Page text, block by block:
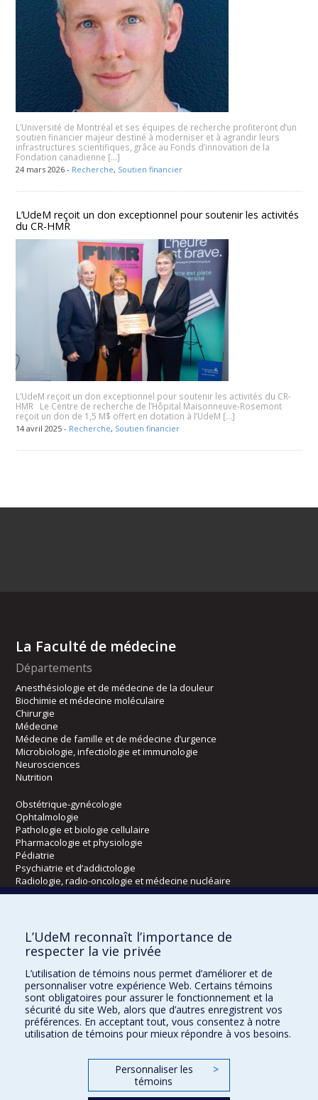
L’Université de Montréal et ses équipes de recherche profiteront d’un
soutien financier majeur destiné à moderniser et à agrandir leurs
infrastructures scientifiques, grâce au Fonds d’innovation de la
Fondation canadienne […]
24 mars 2026 - Recherche, Soutien financier
L’UdeM reçoit un don exceptionnel pour soutenir les activités
du CR-HMR
L’UdeM reçoit un don exceptionnel pour soutenir les activités du CR-
HMR Le Centre de recherche de l’Hôpital Maisonneuve-Rosemont
reçoit un don de 1,5 M$ offert en dotation à l’UdeM […]
14 avril 2025 - Recherche, Soutien financier
La Faculté de médecine
Départements
Anesthésiologie et de médecine de la douleur
Biochimie et médecine moléculaire
Chirurgie
Médecine
Médecine de famille et de médecine d’urgence
Microbiologie, infectiologie et immunologie
Neurosciences
Nutrition
Obstétrique-gynécologie
Ophtalmologie
Pathologie et biologie cellulaire
Pharmacologie et physiologie
Pédiatrie
Psychiatrie et d’addictologie
Radiologie, radio-oncologie et médecine nucléaire
Écoles
Kinésiologie et des sciences de l’activité physique
Orthophonie et audiologie
Réadaptation
Directions
DPC
CPASS
L’UdeM reconnaît l’importance de
respecter la vie privée
L’utilisation de témoins nous permet d’améliorer et de
personnaliser votre expérience Web. Certains témoins
sont obligatoires pour assurer le fonctionnement et la
sécurité du site Web, alors que d’autres enregistrent vos
préférences. En acceptant tout, vous consentez à notre
utilisation de témoins pour mieux répondre à vos besoins.
Personnaliser les
témoins
>